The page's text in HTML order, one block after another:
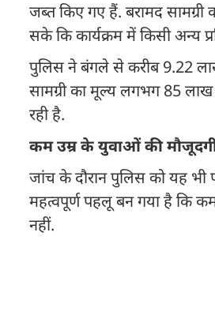
जब्त किए गए हैं. बरामद
सके कि कार्यक्रम में किसी अन्य
पुलिस ने बंगले से करीब 9.22
सामग्री का मूल्य लगभग 85
रही है.
कम उम्र के युवाओं की
जांच के दौरान पुलिस को यह भी
महत्वपूर्ण पहलू बन गया है कि
नहीं.